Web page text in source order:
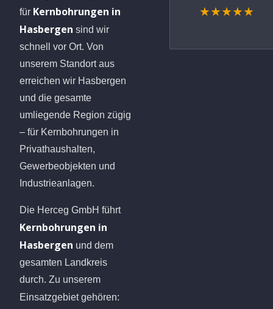
für Kernbohrungen in
Hasbergen sind wir
schnell vor Ort. Von
unserem Standort aus
erreichen wir Hasbergen
und die gesamte
umliegende Region zügig
– für Kernbohrungen in
Privathaushalten,
Gewerbeobjekten und
Industrieanlagen.
Die Herceg GmbH führt
Kernbohrungen in
Hasbergen und dem
gesamten Landkreis
durch. Zu unserem
Einsatzgebiet gehören:
★★★★★